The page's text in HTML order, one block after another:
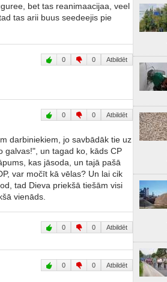
bet tas reanimaacijaa, veel
tas arii buus seedeejis pie
0 0 Atbildēt
0 0 Atbildēt
darbiniekiem, jo savbādāk tie uz
galvas!", un tagad ko, kāds CP
kas jāsoda, un tajā pašā
var močīt kā vēlas? Un lai cik
tad Dieva priekšā tiešām visi
vienāds.
0 0 Atbildēt
0 0 Atbildēt